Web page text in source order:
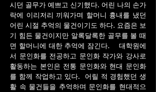
시던 골무가 예쁘고 신기했다. 어린 나의 손가
락에 이리저리 끼워가며 할머니 흉내를 냈던
어린 시절 추억의 물건이기도 하다. 요즘은 보
기 힘든 물건이지만 알록달록한 골무를 볼 때
면 할머니에 대한 추억에 잠긴다. 대학원에
서 문인화를 전공하고 문인화 작가와 강사로
활동하는 본인은 전통 문인화와 현대 문인화
를 함께 작업하고 있다. 어릴 적 경험했던 생
활 속 물건들을 추억하며 문인화를 현대적으